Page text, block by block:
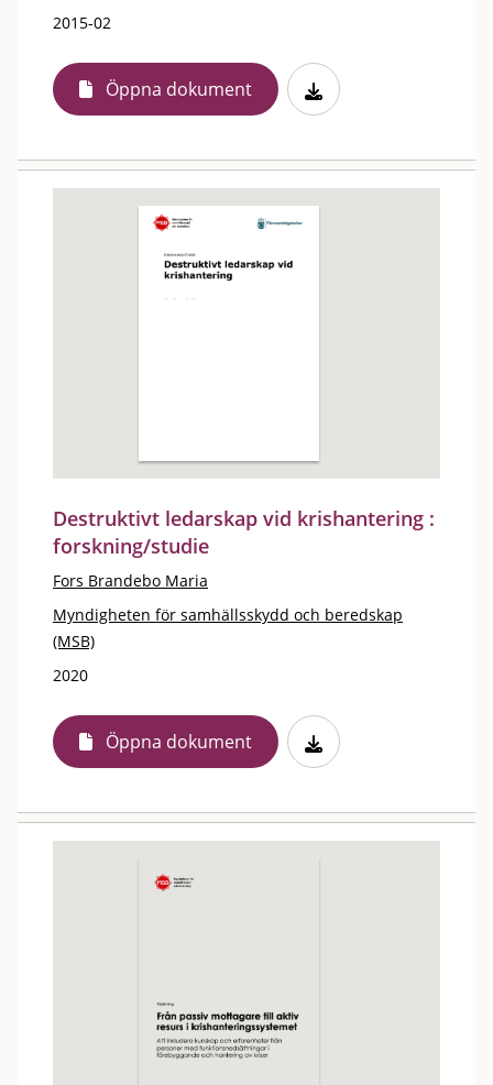
2015-02
Öppna dokument
Destruktivt ledarskap vid krishantering :
forskning/studie
Fors Brandebo Maria
Myndigheten för samhällsskydd och beredskap
(MSB)
2020
Öppna dokument